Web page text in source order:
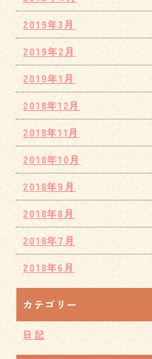
2019年3月
2019年2月
2019年1月
2018年12月
2018年11月
2018年10月
2018年9月
2018年8月
2018年7月
2018年6月
カテゴリー
日記